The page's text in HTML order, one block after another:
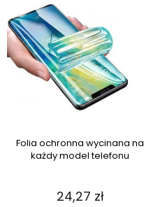
Folia ochronna wycinana na
każdy model telefonu
24,27 zł